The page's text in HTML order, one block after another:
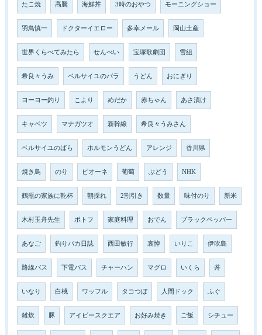
たこ焼 高騰 海鮮丼 3時のおやつ モーニングショー
羽鳥慎一 ドクターイエロー 多幸メール 岡山土産
世界くらべてみたら せんべい 宝塚歌劇団 雪組
希良々うみ ベルサイユのバラ うどん おにぎり
ヨーヨー釣り こより めだか 赤ちゃん あさ漬け
キャベツ マナガツオ 新幹線 希良々うみさん
ベルサイユのばら ホルモンうどん アレンジ 香川県
焼き鳥 のり ピオーネ 葡萄 ぶどう NHK
鶴瓶の家族に乾杯 朝採れ 2割引き 数量 味付のり 新米
木村玉舟先生 ポトフ 家庭料理 おでん ブラックペッパー
あなご 釣りバカ日誌 西田敏行 哀悼 いりこ 伊吹島
路線バス 下電バス チャーハン マグロ いくら 丼
いなり 白桃 ワッフル タコつぼ 人間ドック ふぐ
雑炊 豚 アイビースクエア お好み焼き ご飯 シチュー